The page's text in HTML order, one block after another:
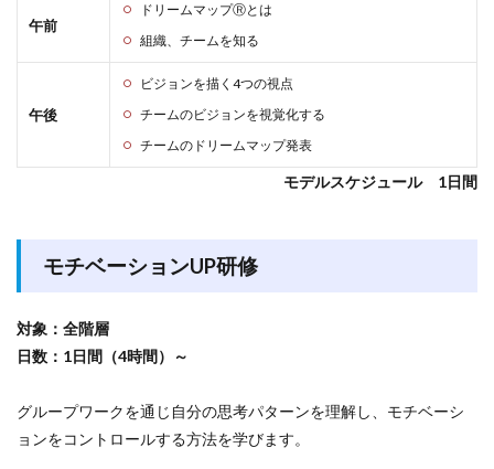
午前
ドリームマップⓇとは
組織、チームを知る
午後
ビジョンを描く4つの視点
チームのビジョンを視覚化する
チームのドリームマップ発表
モデルスケジュール 1日間
モチベーションUP研修
対象：全階層
日数：1日間（4時間）～
グループワークを通じ自分の思考パターンを理解し、モチベーシ
ョンをコントロールする方法を学びます。